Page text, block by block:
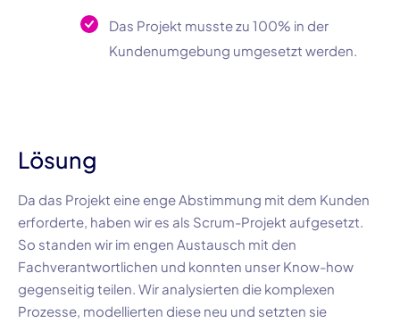
Das Projekt musste zu 100% in der
Kundenumgebung umgesetzt werden.
Lösung
Da das Projekt eine enge Abstimmung mit dem Kunden
erforderte, haben wir es als Scrum-Projekt aufgesetzt.
So standen wir im engen Austausch mit den
Fachverantwortlichen und konnten unser Know-how
gegenseitig teilen. Wir analysierten die komplexen
Prozesse, modellierten diese neu und setzten sie